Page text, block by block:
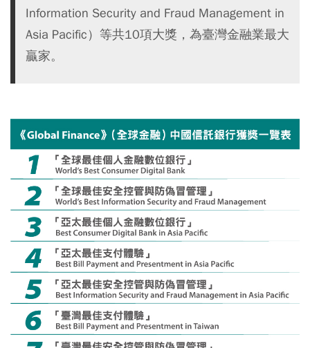
Information Security and Fraud Management in
Asia Pacific）等共10項大獎，為臺灣金融業最大
贏家。